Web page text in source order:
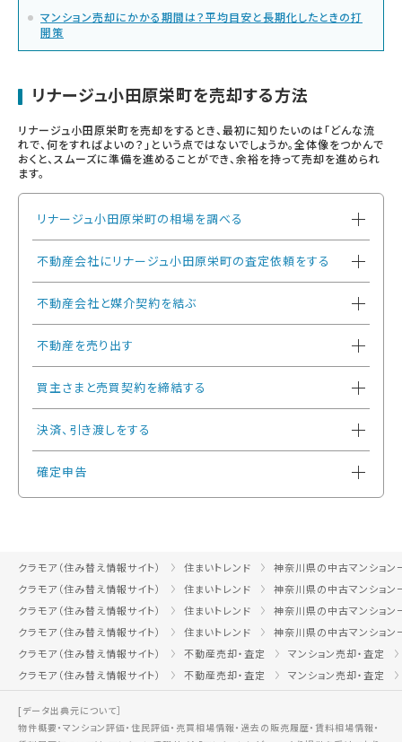
マンション売却にかかる期間は？平均目安と長期化したときの打
開策
リナージュ小田原栄町を売却する方法
リナージュ小田原栄町を売却をするとき、最初に知りたいのは「どんな流
れで、何をすればよいの？」という点ではないでしょうか。全体像をつかんで
おくと、スムーズに準備を進めることができ、余裕を持って売却を進められ
ます。
リナージュ小田原栄町の相場を調べる
不動産会社にリナージュ小田原栄町の査定依頼をする
不動産会社と媒介契約を結ぶ
不動産を売り出す
買主さまと売買契約を締結する
決済、引き渡しをする
確定申告
クラモア（住み替え情報サイト） 住まいトレンド
神奈川県の中古マンション
クラモア（住み替え情報サイト）
住まいトレンド
神奈川県の中古マンション
クラモア（住み替え情報サイト）
住まいトレンド
神奈川県の中古マンション
クラモア（住み替え情報サイト）
住まいトレンド
神奈川県の中古マンション
クラモア（住み替え情報サイト）
不動産売却・査定
マンション売却・査定
クラモア（住み替え情報サイト）
不動産売却・査定 マンション売却・査定
[データ出典元について］
物件概要・マンション評価・住民評価・売買相場情報・過去の販売履歴・賃料相場情報・